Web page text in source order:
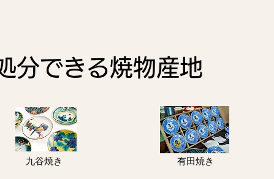
分できる焼物産地
九谷焼き 有田焼き